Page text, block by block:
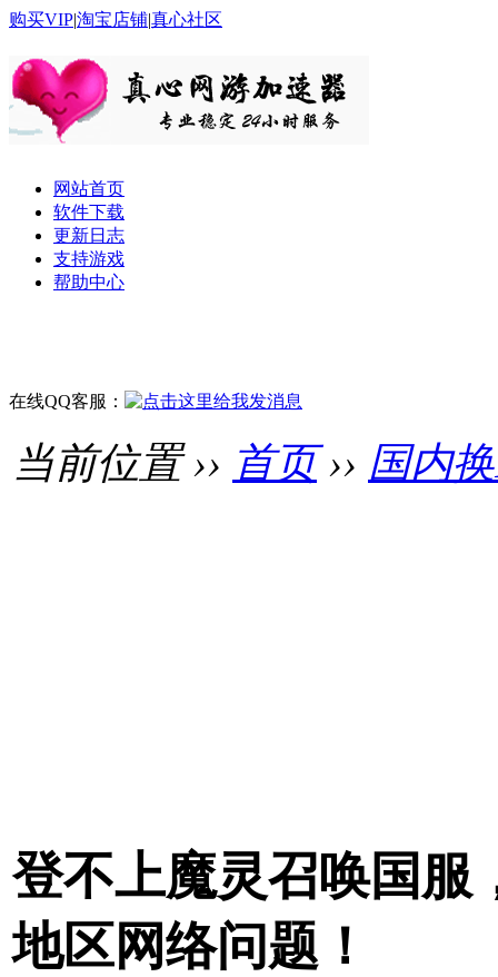
购买VIP|淘宝店铺|真心社区
网站首页
软件下载
更新日志
支持游戏
帮助中心
在线QQ客服：
当前位置 ›› 首页›› 国内
登不上魔灵召唤国服
地区网络问题！